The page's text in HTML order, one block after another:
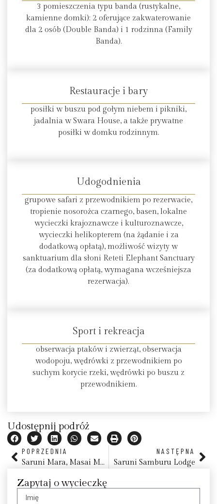
3 pomieszczenia typu banda (rustykalne,
kamienne domki): 2 oferujące zakwaterowanie
dla 2 osób (Double Banda) i 1 rodzinna (Family
Banda).
Restauracje i bary
posiłki w buszu pod gołym niebem i pikniki,
jadalnia w Swara House, a także prywatne
posiłki w domku rodzinnym.
Udogodnienia
grupowe safari z przewodnikiem po rezerwacie,
tropienie nosorożca czarnego, basen, lokalne
wycieczki krajoznawcze i kulturoznawcze,
wycieczki helikopterem (na żądanie i za
dodatkową opłatą), możliwość wizyty w
sanktuarium dla słoni Reteti Elephant Sanctuary
(za dodatkową opłatą, wymagana wcześniejsza
rezerwacja).
Sport i rekreacja
obserwacja ptaków i zwierząt, obserwacja
wodopoju, wędrówki z przewodnikiem po
suchym korycie rzeki, wędrówki po buszu z
przewodnikiem.
Udostępnij podróż
POPRZEDNIA
Saruni Mara, Masai Mara
NASTĘPNA
Saruni Samburu Lodge
Zapytaj o wycieczkę